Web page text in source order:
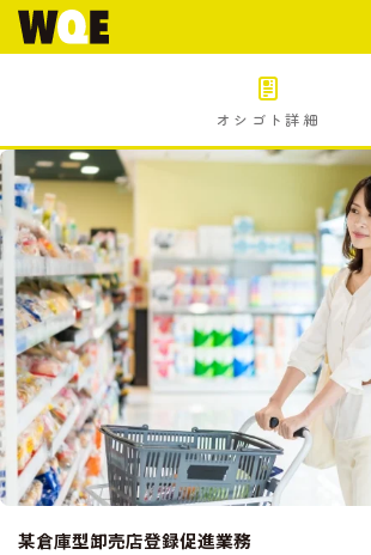
オシゴト詳細
某倉庫型卸売店登録促進業務